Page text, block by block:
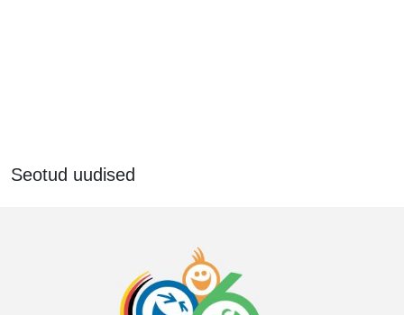
Seotud uudised